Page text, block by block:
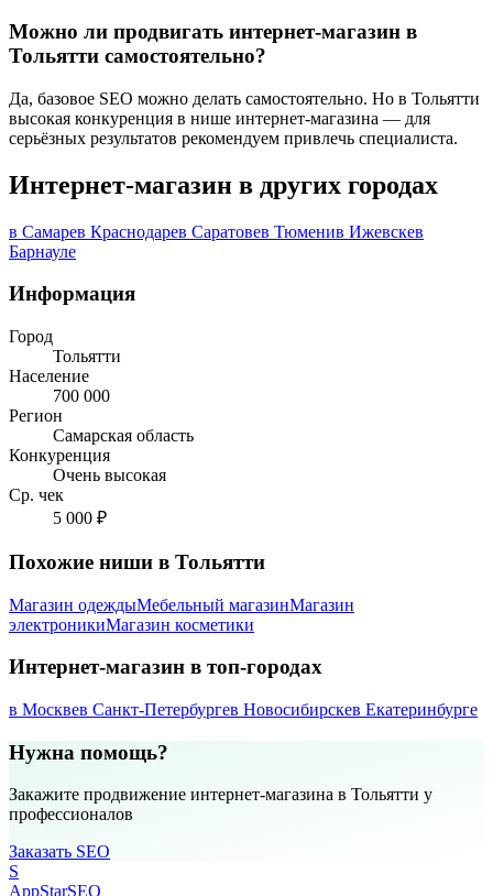
Можно ли продвигать интернет-магазин в
Тольятти самостоятельно?
Да, базовое SEO можно делать самостоятельно. Но в Тольятти
высокая конкуренция в нише интернет-магазина — для
серьёзных результатов рекомендуем привлечь специалиста.
Интернет-магазин в других городах
в Самарев Краснодарев Саратовев Тюменив Ижевскев
Барнауле
Информация
Город
Тольятти
Население
700 000
Регион
Самарская область
Конкуренция
Очень высокая
Ср. чек
5 000 ₽
Похожие ниши в Тольятти
Магазин одеждыМебельный магазинМагазин
электроникиМагазин косметики
Интернет-магазин в топ-городах
в Москвев Санкт-Петербургев Новосибирскев Екатеринбурге
Нужна помощь?
Закажите продвижение интернет-магазина в Тольятти у
профессионалов
Заказать SEO
S
AppStarSEO